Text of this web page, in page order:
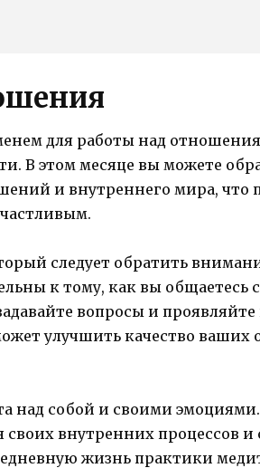
для работы над
В этом месяце вы можете
и внутреннего мира, что
следует обратить
к тому, как вы общаетесь
вопросы и
улучшить качество
над собой и своими
внутренних процессов и
жизнь практики